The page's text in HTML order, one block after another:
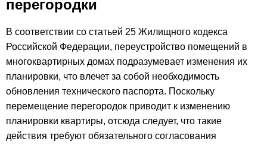
перегородки
В соответствии со статьей 25 Жилищного кодекса
Российской Федерации, переустройство помещений в
многоквартирных домах подразумевает изменения их
планировки, что влечет за собой необходимость
обновления технического паспорта. Поскольку
перемещение перегородок приводит к изменению
планировки квартиры, отсюда следует, что такие
действия требуют обязательного согласования